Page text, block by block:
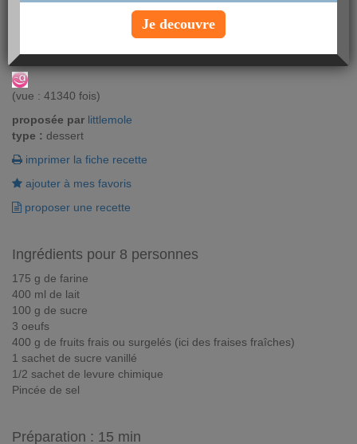
Succombez pour ce délicieux clafoutis aux fraises ! Un recette
facile et rapide à faire, et une joie pour tous vos proches !
Vous aimez ? Alors notez !
(vue : 41340 fois)
proposée par littlemole
type : dessert
imprimer la fiche recette
ajouter à mes favoris
proposer une recette
Ingrédients pour 8 personnes
175 g de farine
400 ml de lait
100 g de sucre
3 oeufs
400 g de fruits frais ou surgelés (ici des fraises fraîches)
1 sachet de sucre vanillé
1/2 sachet de levure chimique
Pincée de sel
Préparation : 15 min
Je decouvre